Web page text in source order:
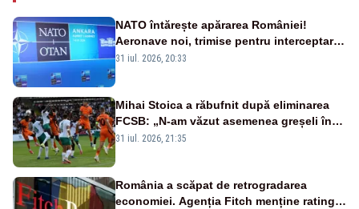
NATO întărește apărarea României!
Aeronave noi, trimise pentru interceptarea
și distrugerea dronelor
31 iul. 2026, 20:33
Mihai Stoica a răbufnit după eliminarea
FCSB: „N-am văzut asemenea greșeli în
190 de meciuri europene”
31 iul. 2026, 21:35
România a scăpat de retrogradarea
economiei. Agenția Fitch menține ratingul